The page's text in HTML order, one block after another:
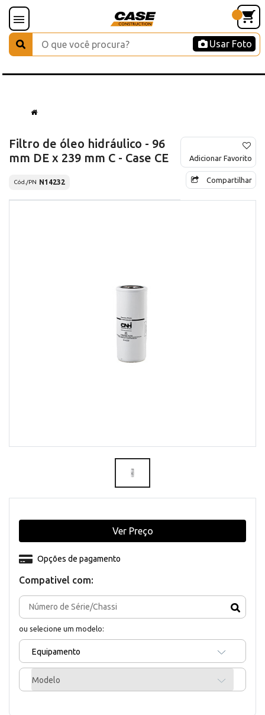
Usar Foto
Filtro de óleo hidráulico - 96
mm DE x 239 mm C - Case CE
Cód./PN N14232
Adicionar Favorito
Compartilhar
Compativel com:
ou selecione um modelo:
Equipamento
Modelo
Opções de pagamento
Ver Preço